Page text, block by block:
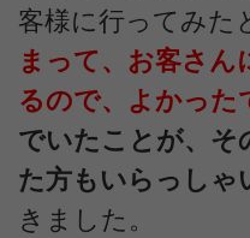
客様に行ってみた
まって、お客さん
るので、よかった
でいたことが、そ
た方もいらっしゃ
きました。